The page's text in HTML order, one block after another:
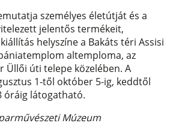
személyes életútját és a
jelentős termékeit,
helyszíne a Bakáts téri Assisi
altemploma, az
Üllői úti telepe közelében. A
1-től október 5-ig, keddtől
óráig látogatható.
Múzeum